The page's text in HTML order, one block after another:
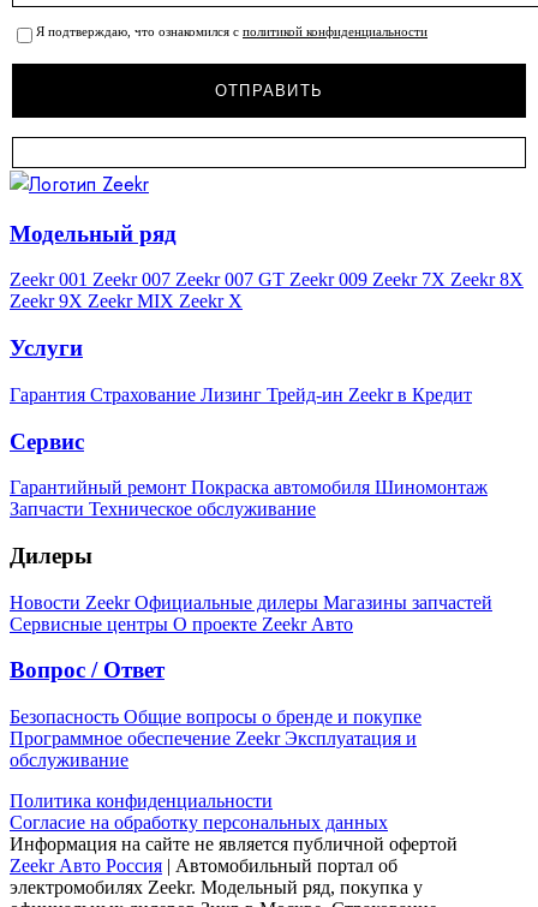
Я подтверждаю, что ознакомился с политикой конфиденциальности
Модельный ряд
Zeekr 001 Zeekr 007 Zeekr 007 GT Zeekr 009 Zeekr 7X Zeekr 8X
Zeekr 9X Zeekr MIX Zeekr X
Услуги
Гарантия Страхование Лизинг Трейд-ин Zeekr в Кредит
Сервис
Гарантийный ремонт Покраска автомобиля Шиномонтаж
Запчасти Техническое обслуживание
Дилеры
Новости ZeekrОфициальные дилеры Магазины запчастей
Сервисные центры О проекте Zeekr Авто
Вопрос / Ответ
Безопасность Общие вопросы о бренде и покупке
Программное обеспечение ZeekrЭксплуатация и
обслуживание
Политика конфиденциальности
Согласие на обработку персональных данных
Информация на сайте не является публичной офертой
Zeekr Авто Россия | Автомобильный портал об
электромобилях Zeekr. Модельный ряд, покупка у